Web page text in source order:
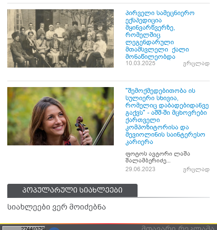
პირველი სამეცნიერო
ექსპედიცია
მყინვარწვერზე,
რომელშიც
ლეგენდარული
მთამსვლელი ქალი
მონაწილეობდა
10.03.2025 ვრცლად
"შემოქმედებითობა ის
სულიერი სხივია,
რომელიც დაბადებიდანვე
გაქვს" - აშშ-ში მცხოვრები
ქართველი
კომპოზიტორისა და
მევიოლინის საინტერესო
კარიერა
ფოტოს ავტორი ლაშა
შალამბერიძე...
29.06.2023
ვრცლად
პოპულარული სიახლეები
სიახლეები ვერ მოიძებნა